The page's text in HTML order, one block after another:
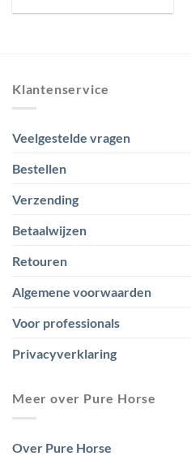
FILTER tot
Klantenservice
Veelgestelde vragen
Bestellen
Verzending
Betaalwijzen
Retouren
Algemene voorwaarden
Voor professionals
Privacyverklaring
Meer over Pure Horse
Over Pure Horse